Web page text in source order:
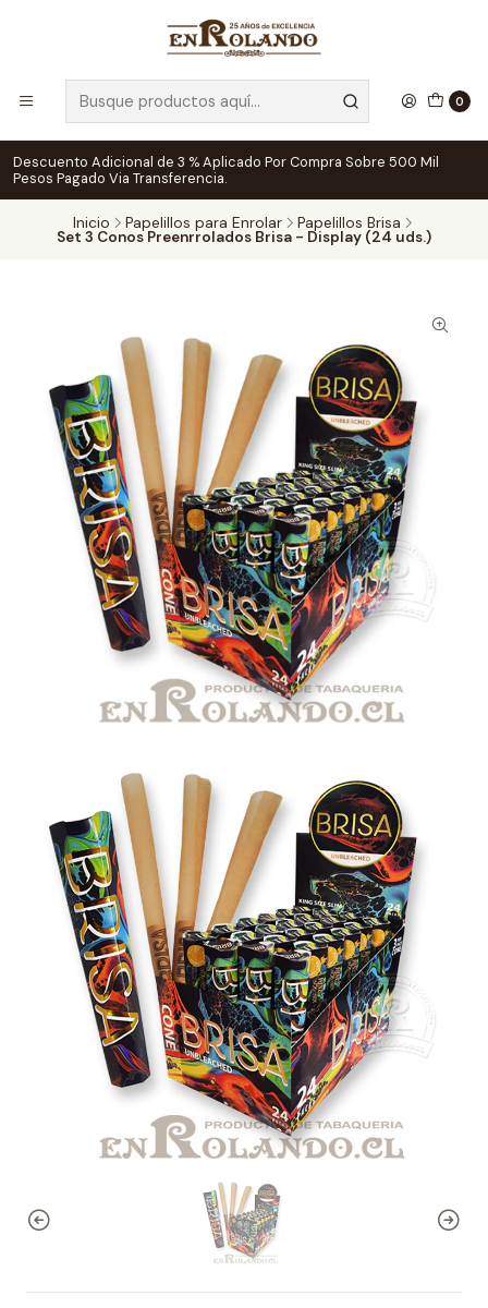
0
Descuento Adicional de 3 % Aplicado Por Compra Sobre 500 Mil
Pesos Pagado Via Transferencia.
Inicio Papelillos para Enrolar Papelillos Brisa
Set 3 Conos Preenrrolados Brisa - Display (24 uds.)